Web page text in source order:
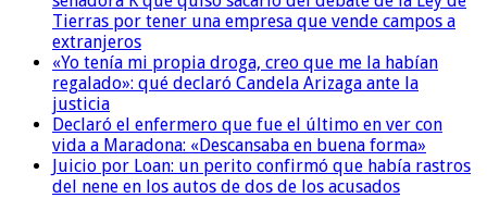
Tierras por tener una empresa que vende campos a
extranjeros
«Yo tenía mi propia droga, creo que me la habían
regalado»: qué declaró Candela Arizaga ante la
justicia
Declaró el enfermero que fue el último en ver con
vida a Maradona: «Descansaba en buena forma»
Juicio por Loan: un perito confirmó que había rastros
del nene en los autos de dos de los acusados